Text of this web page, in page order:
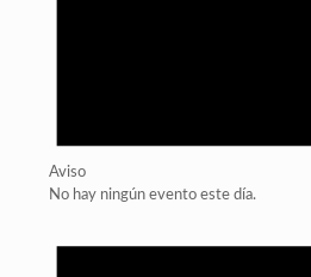
Aviso
No hay ningún evento este día.